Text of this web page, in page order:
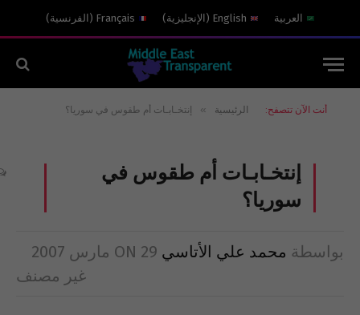
العربية English
( الإنجليزية)
Français
( الفرنسية)
أنت الآن تتصفح: الرئيسية » إنتخـابـات أم طقوس في سوريا؟
إنتخـابـات أم طقوس في
سوريا؟
بواسطة محمد علي الأتاسي ON 29 مارس 2007
غير مصنف